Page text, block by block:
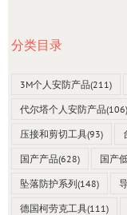
分类目录
3M个人安防产品(211)
代尔塔个人安防产品(106)
压接和剪切工具(93)
国产产品(628) 国产
坠落防护系列(148)
德国柯劳克工具(111)